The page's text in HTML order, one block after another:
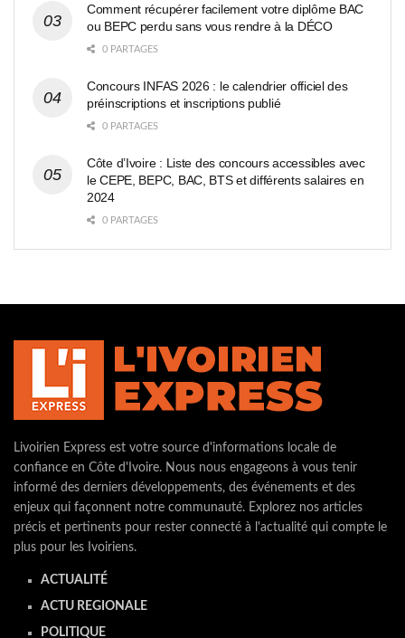
Comment récupérer facilement votre diplôme BAC
ou BEPC perdu sans vous rendre à la DÉCO
0 PARTAGES
Concours INFAS 2026 : le calendrier officiel des
préinscriptions et inscriptions publié
0 PARTAGES
Côte d’Ivoire : Liste des concours accessibles avec
le CEPE, BEPC, BAC, BTS et différents salaires en
2024
0 PARTAGES
Livoirien Express est votre source d'informations locale de
confiance en Côte d'Ivoire. Nous nous engageons à vous tenir
informé des derniers développements, des événements et des
enjeux qui façonnent notre communauté. Explorez nos articles
précis et pertinents pour rester connecté à l'actualité qui compte le
plus pour les Ivoiriens.
ACTUALITÉ
ACTU REGIONALE
POLITIQUE